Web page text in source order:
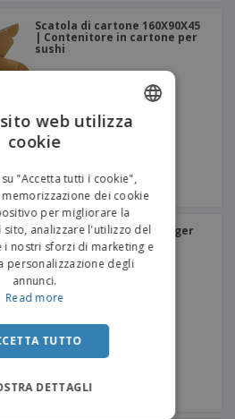
Scatola di cartone 160X90X45
| Contenitore in cartone per
sushi
Contenitore per hamburger
Canna Da Zucchero
web utilizza
cookie
"Accetta tutti i cookie",
memorizzazione dei cookie
per migliorare la
sito, analizzare l'utilizzo del
nostri sforzi di marketing e
personalizzazione degli
annunci.
Read more
TUTTO
DETTAGLI